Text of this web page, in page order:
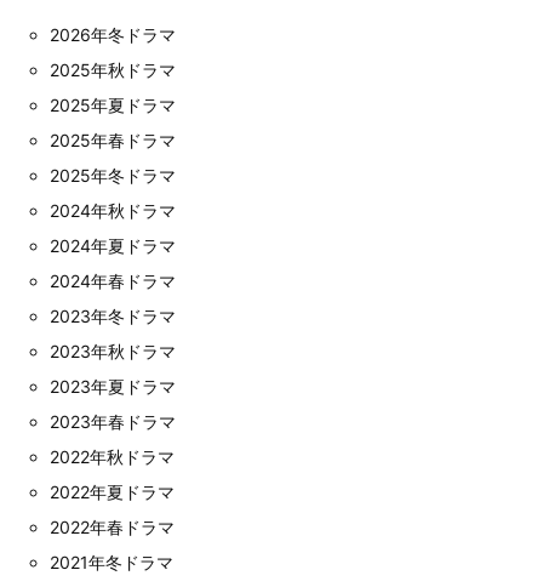
2026年冬ドラマ
2025年秋ドラマ
2025年夏ドラマ
2025年春ドラマ
2025年冬ドラマ
2024年秋ドラマ
2024年夏ドラマ
2024年春ドラマ
2023年冬ドラマ
2023年秋ドラマ
2023年夏ドラマ
2023年春ドラマ
2022年秋ドラマ
2022年夏ドラマ
2022年春ドラマ
2021年冬ドラマ